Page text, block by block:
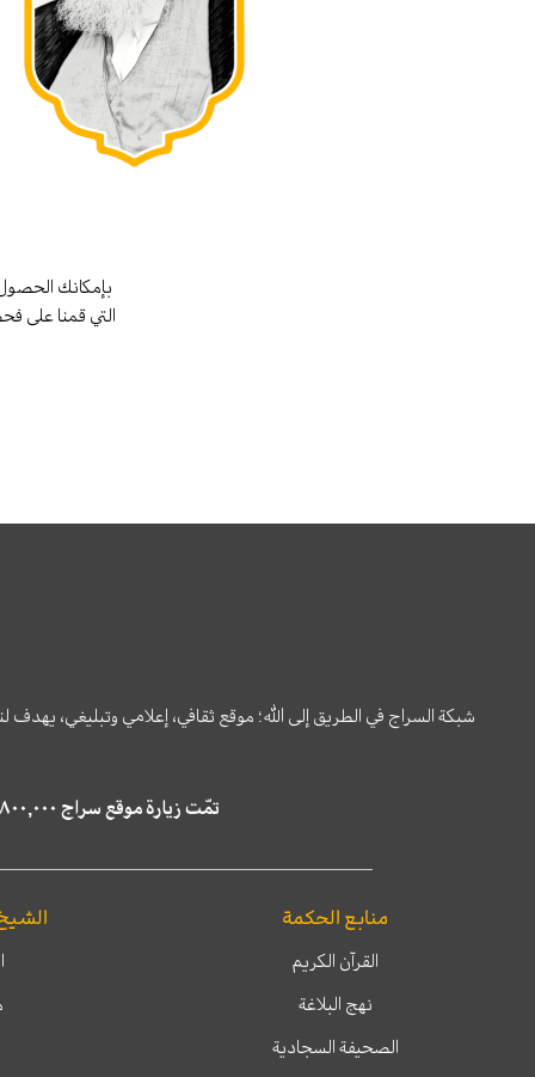
بإمكانك
التي قمنا على
شبكة السراج في الطريق إلى الله؛ موقع ثقافي، إعلامي وتبليغي،
تمّت زيارة موقع سراج ٤,٨٠٠,٠٠٠ مرة خلال الستة أشهر الماضية، كما ظهر في نتائج البحث في محركات البحث٢٢,٢٩٠,٠٠٠ مرّة.
منابع الحكمة
القرآن الكريم
نهج البلاغة
الصحيفة السجادية